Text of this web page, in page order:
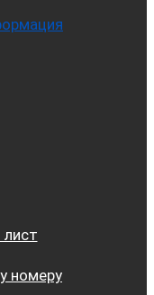
номеру